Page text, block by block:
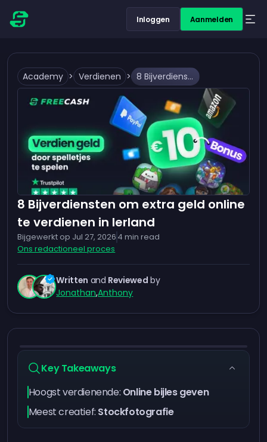
Inloggen Aanmelden
Academy > Verdienen > 8 Bijverdiensten om extra geld online te verdienen in Ierland
8 Bijverdiensten om extra geld online
te verdienen in Ierland
Bijgewerkt op Jul 27, 2026 4 min read
Ons redactioneel proces
Written and Reviewed by
Jonathan,Anthony
Key Takeaways
Hoogst verdienende: Online bijles geven
Meest creatief: Stockfotografie